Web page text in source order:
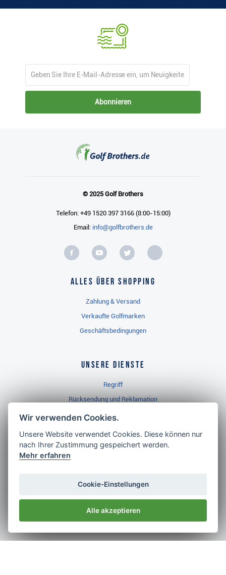
Abonnieren
© 2025 Golf Brothers
Telefon: +49 1520 397 3166 (8:00-15:00)
Email: info@golfbrothers.de
Alles über Shopping
Zahlung & Versand
Verkaufte Golfmarken
Geschäftsbedingungen
Unsere Dienste
Regriff
Rücksendung und Reklamation
Widerrufsbelehrung
Golf Brothers.de
Neuheiten
Impressum
Wir verwenden Cookies.
Unsere Website verwendet Cookies. Diese können nur
nach Ihrer Zustimmung gespeichert werden.
Mehr erfahren
Cookie-Einstellungen
Alle akzeptieren